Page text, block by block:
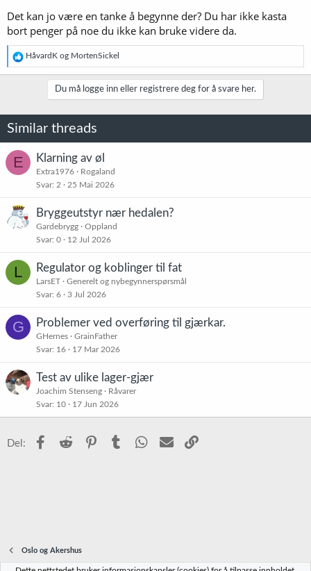
Det kan jo være en tanke å begynne der? Du har ikke kasta
bort penger på noe du ikke kan bruke videre da.
R
e
a
n
e
r
HåvardK og MortenSickel
Du må logge inn eller registrere deg for å svare her.
Similar threads
E Klarning av øl
Extra1976
Rogaland
Svar 2 25 Mai 2026
Bryggeutstyr nær hedalen?
Gardebrygg
Oppland
Svar 0 12 Jul 2026
L Regulator og koblinger til fat
LarsET
Generelt og nybegynnerspørsmål
Svar 6 3 Jul 2026
G Problemer ved overføring til gjærkar.
GHernes
GrainFather
Svar 16 17 Mar 2026
Test av ulike lager-gjær
Joachim Stenseng
Råvarer
Svar 10 17 Jun 2026
Del: Facebook
Reddit PinterestTumblr WhatsApp
E-post
Oslo og Akershus